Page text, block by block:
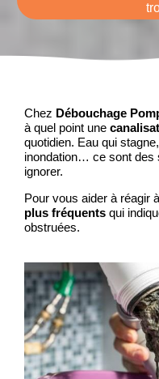
Chez Débouchage
à quel point une
quotidien. Eau qui
inondation… ce sont des
ignorer.
Pour vous aider à réagir
plus fréquents qui
obstruées.